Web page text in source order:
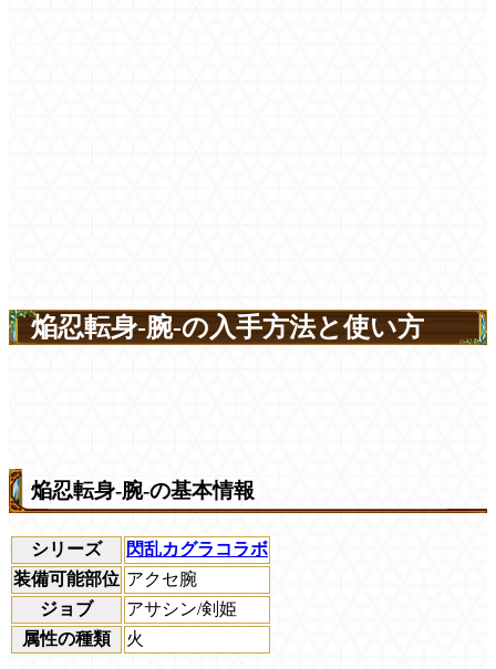
焔忍転身-腕-の入手方法と使い方
焔忍転身-腕-の基本情報
シリーズ
閃乱カグラコラボ
装備可能部位 アクセ腕
ジョブ
アサシン/剣姫
属性の種類
火